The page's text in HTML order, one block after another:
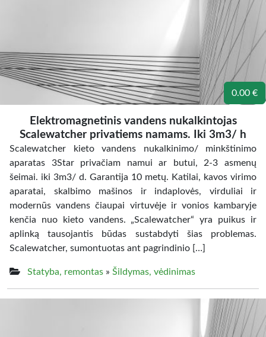
0.00 €
Elektromagnetinis vandens nukalkintojas
Scalewatcher privatiems namams. Iki 3m3/ h
Scalewatcher kieto vandens nukalkinimo/ minkštinimo
aparatas 3Star privačiam namui ar butui, 2-3 asmenų
šeimai. iki 3m3/ d. Garantija 10 metų. Katilai, kavos virimo
aparatai, skalbimo mašinos ir indaplovės, virduliai ir
modernūs vandens čiaupai virtuvėje ir vonios kambaryje
kenčia nuo kieto vandens. „Scalewatcher“ yra puikus ir
aplinką tausojantis būdas sustabdyti šias problemas.
Scalewatcher, sumontuotas ant pagrindinio […]
Statyba, remontas » Šildymas, vėdinimas